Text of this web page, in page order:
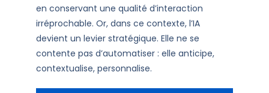
en conservant une qualité d’interaction
irréprochable. Or, dans ce contexte, l’IA
devient un levier stratégique. Elle ne se
contente pas d’automatiser : elle anticipe,
contextualise, personnalise.